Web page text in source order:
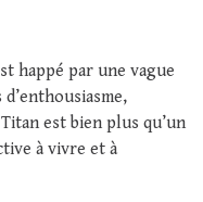
happé par une vague
est bien plus qu’un
à vivre et à